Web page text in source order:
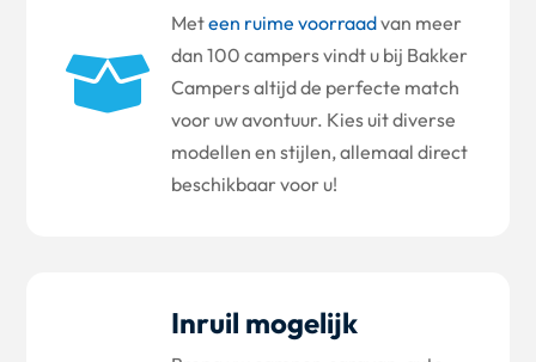

Meteen ruime voorraadvan meer
dan 100 campers vindt u bij Bakker
Campers altijd de perfecte match
voor uw avontuur. Kies uit diverse
modellen en stijlen, allemaal direct
beschikbaar voor u!
Inruil mogelijk